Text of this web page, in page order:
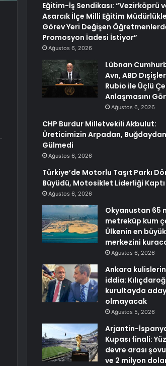
Eğitim-İş Sendikası: “Vezirköprü
Asarcık İlçe Milli Eğitim
Görev Yeri Değişen
Promosyon İadesi İstiyor”
Ağustos 6, 2026
Lübnan
Avn, ABD
Rubio ile Üçlü
Anlaşmasını
Ağustos 6, 2026
CHP Burdur Milletvekili Akbulut:
Üreticimizin Arpadan, Buğdaydan
Gülmedi
Ağustos 6, 2026
Türkiye’de Motorlu Taşıt Parkı
Büyüdü, Motosiklet Liderliği Kaptı
Ağustos 6, 2026
Okyanustan 65
metreküp kum
Ülkenin en
merkezini
Ağustos 6, 2026
Ankara
iddia:
kurultayda
olmayacak
Ağustos 5, 2026
Arjantin-
Kupası finali:
devre arası
ve 2 milyon